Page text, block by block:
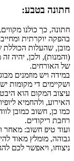
חתונה בטבע:
חתונה, כך כולנו
בהפקה יוקרתית
מובן, שהעלות
(והמנות), ולכן, יהיה
של האורחים.
במידה ויש מוזמנים
ושקיימים די מקומות
עיצוב המקום הוא
האירוע, ולהחמיא
כמו כן, חשוב כמובן
רחבת ריקודים.
ועוד טיפ חשוב: מאחר
גבוהה, מומלץ מאוד
ניצוחו, ויאפשר לכם